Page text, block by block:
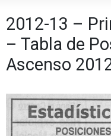
2012-13 –
– Tabla de
Ascenso